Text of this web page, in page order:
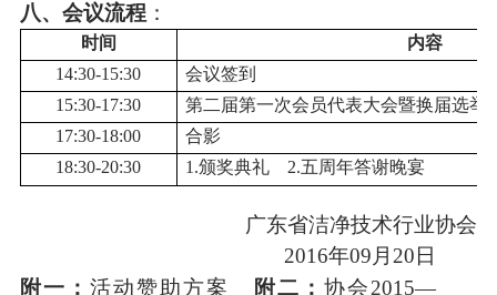
八、会议流程：
时间
内容
14:30-15:30
会议签到
15:30-17:30
第二届第一次会员代表大会暨换届选举
17:30-18:00
合影
18:30-20:30
1.颁奖典礼 2.五周年答谢晚宴
广东省洁净技术行业协会
2016年09月 20 日
附一：活动赞助方案 附二： 协会2015—